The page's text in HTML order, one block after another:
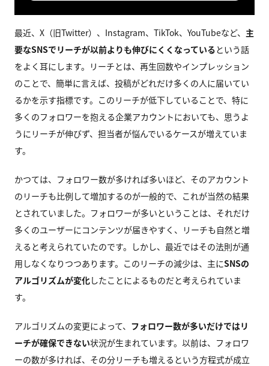
最近、X（旧Twitter）、Instagram、TikTok、YouTubeなど、 主
要なSNSでリーチが以前よりも伸びにくくなっている という話
をよく耳にします。リーチとは、再生回数やインプレッション
のことで、簡単に言えば、投稿がどれだけ多くの人に届いてい
るかを示す指標です。このリーチが低下していることで、特に
多くのフォロワーを抱える企業アカウントにおいても、思うよ
うにリーチが伸びず、担当者が悩んでいるケースが増えていま
す。
かつては、フォロワー数が多ければ多いほど、そのアカウント
のリーチも比例して増加するのが一般的で、これが当然の結果
とされていました。フォロワーが多いということは、それだけ
多くのユーザーにコンテンツが届きやすく、リーチも自然と増
えると考えられていたのです。しかし、最近ではその法則が通
用しなくなりつつあります。このリーチの減少は、主にSNSの
アルゴリズムが変化したことによるものだと考えられていま
す。
アルゴリズムの変更によって、 フォロワー数が多いだけではリ
ーチが確保できない状況が生まれています。以前は、フォロワ
ーの数が多ければ、その分リーチも増えるという方程式が成立